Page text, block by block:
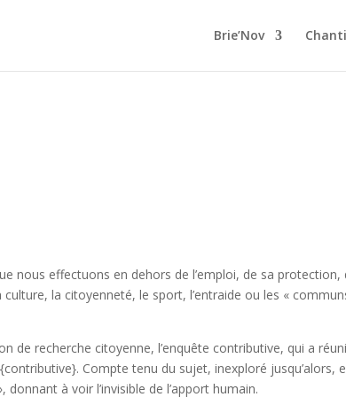
Brie’Nov
nous effectuons en dehors de l’emploi, de sa
la citoyenneté, le sport, l’entraide ou les «
de recherche citoyenne, l’enquête contributive, qui a
Compte tenu du sujet, inexploré
à voir l’invisible de l’apport humain.